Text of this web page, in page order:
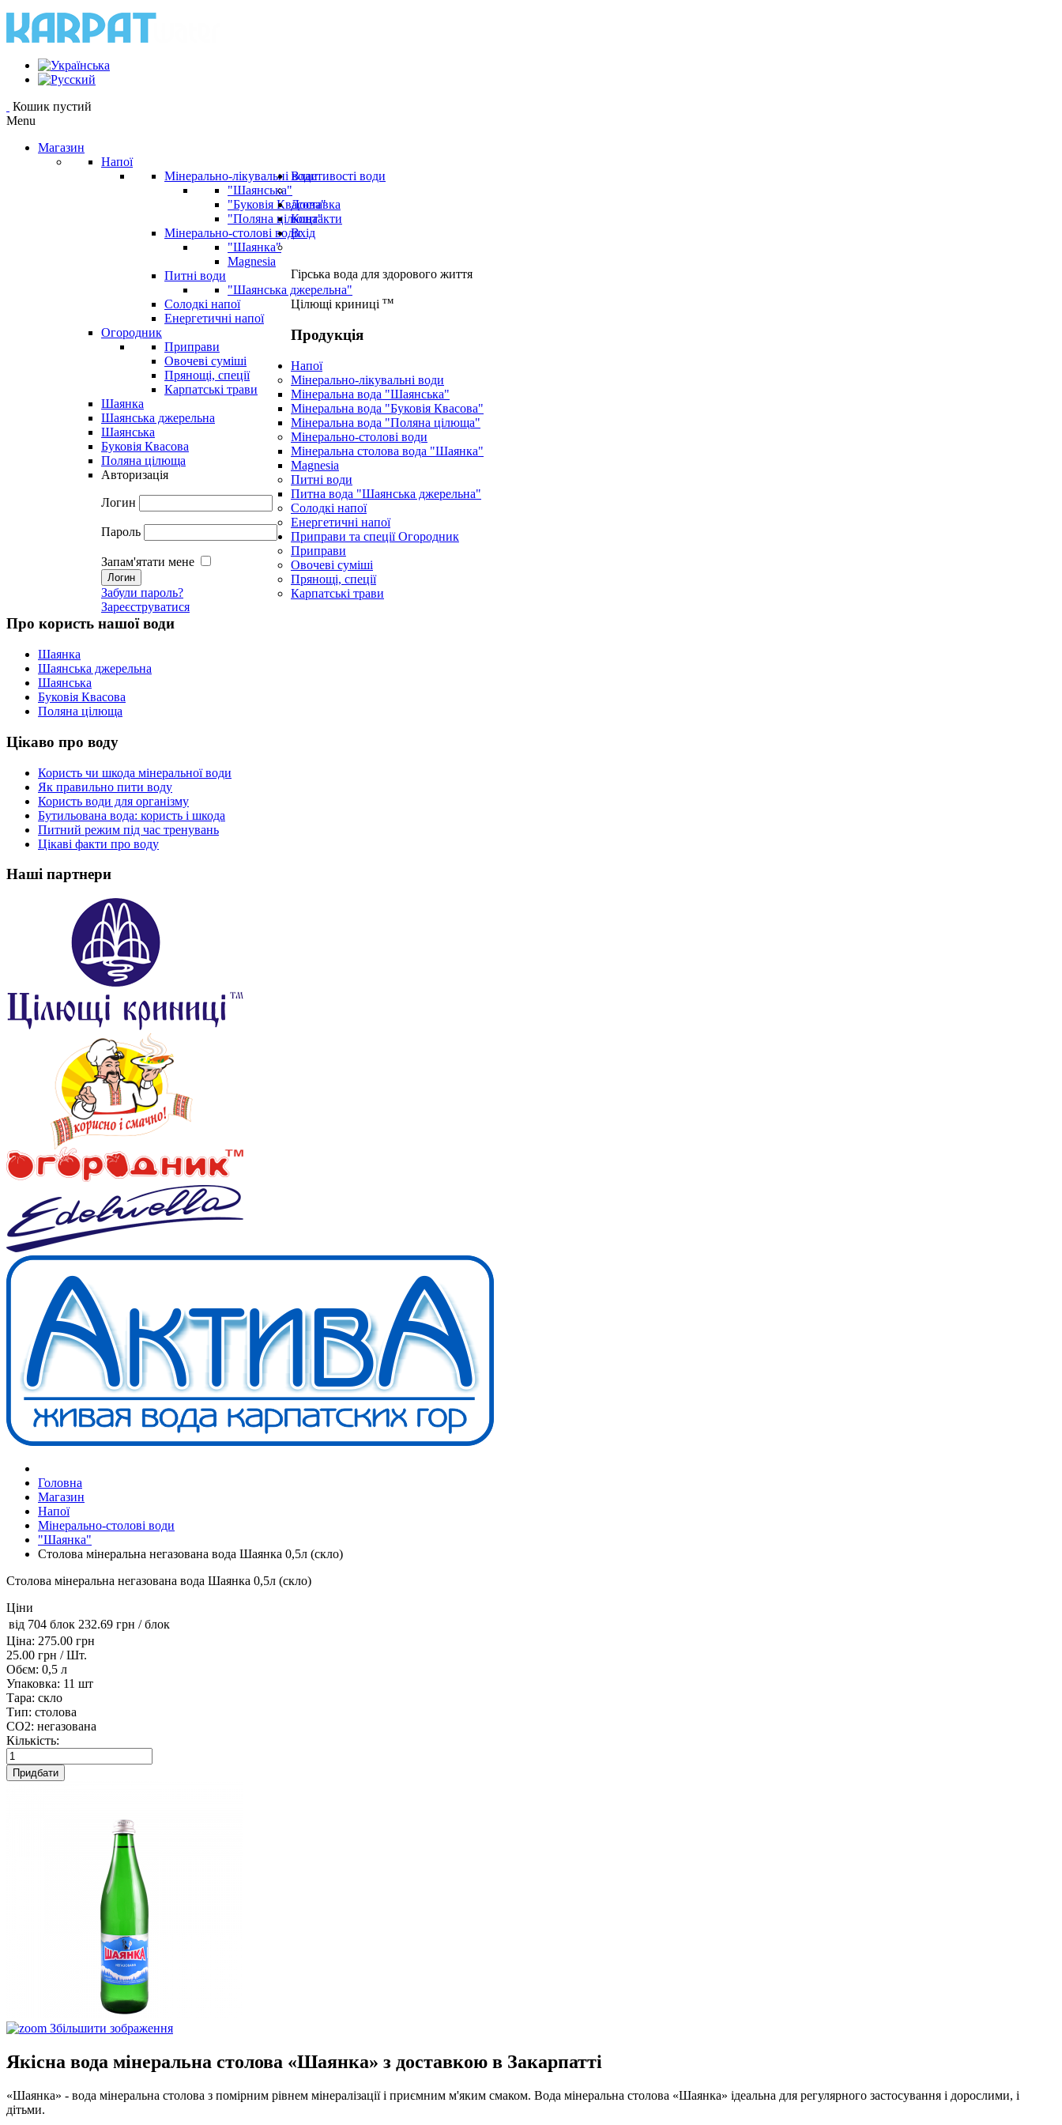
Кошик пустий
Menu
Магазин
Напої
Мінерально-лікувальні води
"Шаянська"
"Буковія Квасова"
"Поляна цілюща"
Мінерально-столові води
"Шаянка"
Magnesia
Питні води
"Шаянська джерельна"
Солодкі напої
Енергетичні напої
Огородник
Приправи
Овочеві суміші
Прянощі, спеції
Карпатські трави
Властивості води
Шаянка
Шаянська джерельна
Шаянська
Буковія Квасова
Поляна цілюща
Доставка
Контакти
Вхід
Авторизація
Логин
Пароль
Запам'ятати мене
Забули пароль?
Зареєструватися
Гірська вода для здорового життя
Цілющі криниці тм
Продукція
Напої
Мінерально-лікувальні води
Мінеральна вода "Шаянська"
Мінеральна вода "Буковія Квасова"
Мінеральна вода "Поляна цілюща"
Мінерально-столові води
Мінеральна столова вода "Шаянка"
Magnesia
Питні води
Питна вода "Шаянська джерельна"
Солодкі напої
Енергетичні напої
Приправи та спеції Огородник
Приправи
Овочеві суміші
Прянощі, спеції
Карпатські трави
Про користь нашої води
Шаянка
Шаянська джерельна
Шаянська
Буковія Квасова
Поляна цілюща
Цікаво про воду
Користь чи шкода мінеральної води
Як правильно пити воду
Користь води для організму
Бутильована вода: користь і шкода
Питний режим під час тренувань
Цікаві факти про воду
Наші партнери
Головна
Магазин
Напої
Мінерально-столові води
"Шаянка"
Столова мінеральна негазована вода Шаянка 0,5л (скло)
Столова мінеральна негазована вода Шаянка 0,5л (скло)
Ціни
від 704 блок 232.69 грн / блок
Ціна: 275.00 грн
25.00 грн / Шт.
Обєм: 0,5 л
Упаковка: 11 шт
Тара: скло
Тип: столова
CO2: негазована
Кількість:
Придбати
Збільшити зображення
Якісна вода мінеральна столова «Шаянка» з доставкою в Закарпатті
«Шаянка» - вода мінеральна столова з помірним рівнем мінералізації і приємним м'яким смаком. Вода мінеральна столова «Шаянка» ідеальна для регулярного застосування і дорослими, і
дітьми.